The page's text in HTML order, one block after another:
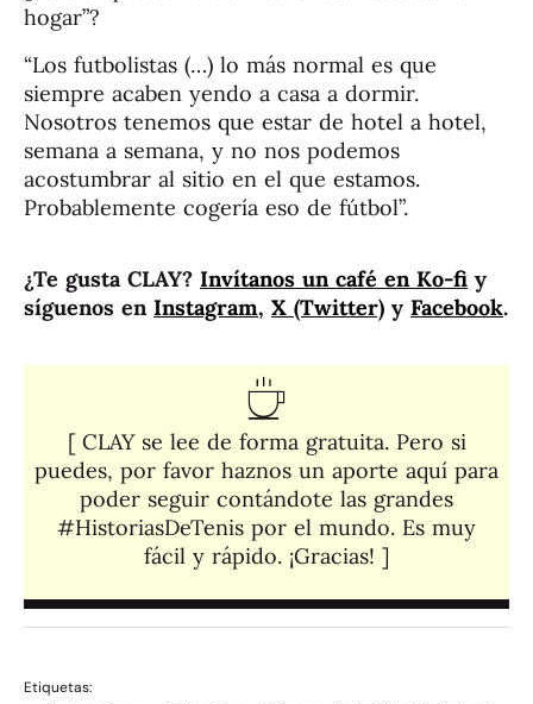
hogar”?
“Los futbolistas (…) lo más normal es que
siempre acaben yendo a casa a dormir.
Nosotros tenemos que estar de hotel a hotel,
semana a semana, y no nos podemos
acostumbrar al sitio en el que estamos.
Probablemente cogería eso de fútbol”.
¿Te gusta CLAY? Invítanos un café en Ko-fi y
síguenos en Instagram, X (Twitter) y Facebook.
[ CLAY se lee de forma gratuita. Pero si
puedes, por favor haznos un aporte aquí para
poder seguir contándote las grandes
#HistoriasDeTenis por el mundo. Es muy
fácil y rápido. ¡Gracias! ]​
Etiquetas: